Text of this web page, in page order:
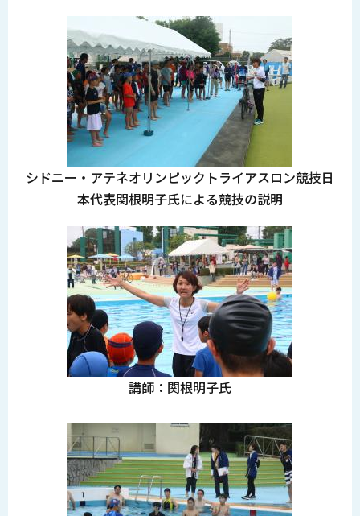
シドニー・アテネオリンピックトライアスロン競技日
本代表関根明子氏による競技の説明
講師：関根明子氏